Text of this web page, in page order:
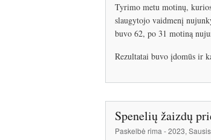
Tyrimo metu motinų,
slaugytojo vaidmenį
buvo 62, po 31 motiną
Rezultatai buvo įdomūs ir
Spenelių žaizdų
Paskelbė rima -2023,